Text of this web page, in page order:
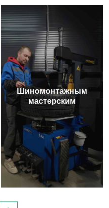
Шиномонтажным
мастерским